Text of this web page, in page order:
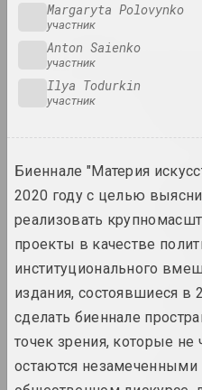
2023
Сергей
Атлас
Лиза
2023.
Margaryta Polovynko
участник
Anton Saienko
участник
Ilya Todurkin
участник
Биеннале "Материя
2020 году с целью
реализовать
проекты в качестве
институционального
издания, состоявшиеся в
сделать биеннале
точек зрения, которые не
остаются